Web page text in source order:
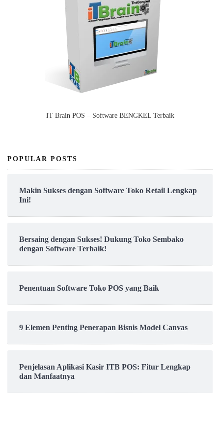
IT Brain POS – Software BENGKEL Terbaik
POPULAR POSTS
Makin Sukses dengan Software Toko Retail Lengkap
Ini!
Bersaing dengan Sukses! Dukung Toko Sembako
dengan Software Terbaik!
Penentuan Software Toko POS yang Baik
9 Elemen Penting Penerapan Bisnis Model Canvas
Penjelasan Aplikasi Kasir ITB POS: Fitur Lengkap
dan Manfaatnya